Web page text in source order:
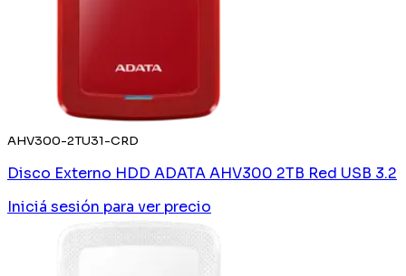
AHV300-2TU31-CRD
Disco Externo HDD ADATA AHV300 2TB Red USB 3.2
Iniciá sesión para ver precio